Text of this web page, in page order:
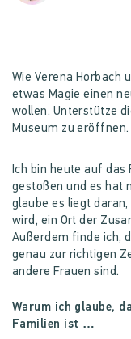
Wie Verena Horbach
etwas Magie einen
wollen. Unterstütze
Museum zu eröffnen.
Ich bin heute auf das
gestoßen und es hat
glaube es liegt daran,
wird, ein Ort der
Außerdem finde ich,
genau zur richtigen
andere Frauen sind.
Warum ich glaube,
Familien ist …